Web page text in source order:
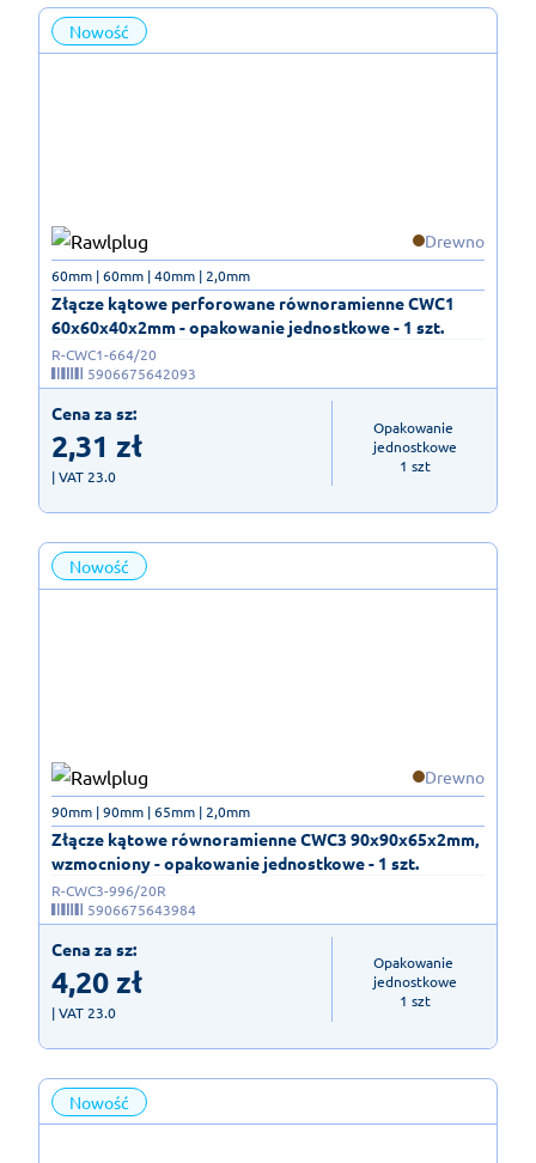
Nowość
Drewno
Złącze kątowe perforowane równoramienne CWC1
60x60x40x2mm - opakowanie jednostkowe - 1 szt.
60mm | 60mm | 40mm | 2,0mm
R-CWC1-664/20
5906675642093
Cena za sz:
2,31 zł
| VAT 23.0
Opakowanie
jednostkowe
1 szt
Nowość
Drewno
Złącze kątowe równoramienne CWC3 90x90x65x2mm,
wzmocniony - opakowanie jednostkowe - 1 szt.
90mm | 90mm | 65mm | 2,0mm
R-CWC3-996/20R
5906675643984
Cena za sz:
4,20zł
| VAT 23.0
Opakowanie
jednostkowe
1 szt
Nowość